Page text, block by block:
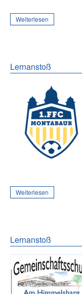
Weiterlesen
Lernanstoß
Weiterlesen
Lernanstoß